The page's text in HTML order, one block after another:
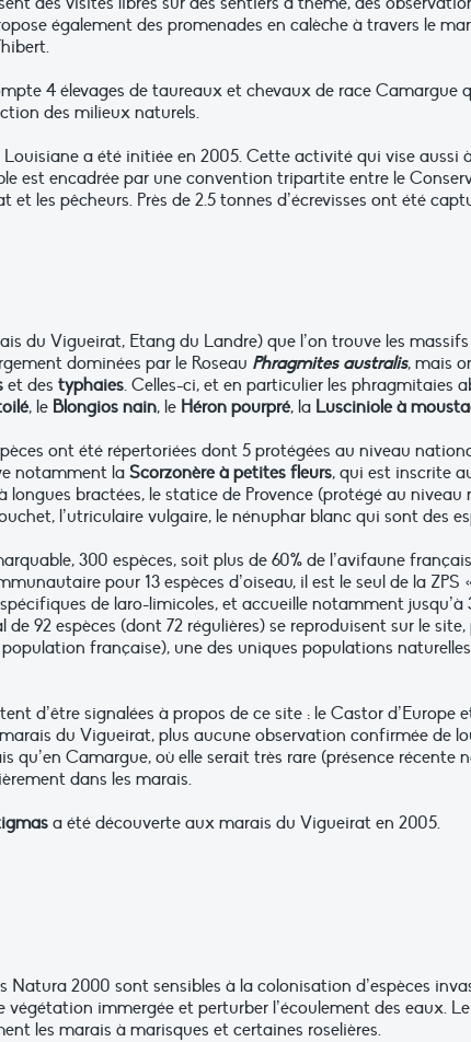
également des promenades en calèche à travers le
4 élevages de taureaux et chevaux de race Camargue
des milieux naturels.
Louisiane a été initiée en 2005. Cette activité qui vise aussi
est encadrée par une convention tripartite entre le
les pêcheurs. Près de 2.5 tonnes d’écrevisses ont été
du Vigueirat, Etang du Landre) que l’on trouve les
dominées par le Roseau Phragmites australis, mais
et des typhaies. Celles-ci, et en particulier les phragmitaies
, le Blongios nain, le Héron pourpré, la Lusciniole à
ont été répertoriées dont 5 protégées au niveau
notamment la Scorzonère à petites fleurs, qui est inscrite
longues bractées, le statice de Provence (protégé au
l’utriculaire vulgaire, le nénuphar blanc qui sont des
300 espèces, soit plus de 60% de l’avifaune
pour 13 espèces d’oiseau, il est le seul de la
de laro-limicoles, et accueille notamment jusqu’à
92 espèces (dont 72 régulières) se reproduisent sur le site,
population française), une des uniques populations
d’être signalées à propos de ce site : le Castor d’Europe
du Vigueirat, plus aucune observation confirmée de
qu’en Camargue, où elle serait très rare (présence
dans les marais.
a été découverte aux marais du Vigueirat en 2005.
Natura 2000 sont sensibles à la colonisation d’espèces
immergée et perturber l’écoulement des eaux.
les marais à marisques et certaines roselières.